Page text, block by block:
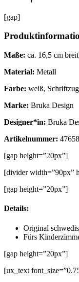
[gap]
Maße: ca. 16,5 cm
Material: Metall
Farbe: weiß,
Marke: Bruka Design
Designer*in: Bruka
Artikelnummer:
[gap height=”20px”]
[divider width=”90px”
[gap height=”20px”]
Details:
Original
Fürs
[gap height=”20px”]
[ux_text